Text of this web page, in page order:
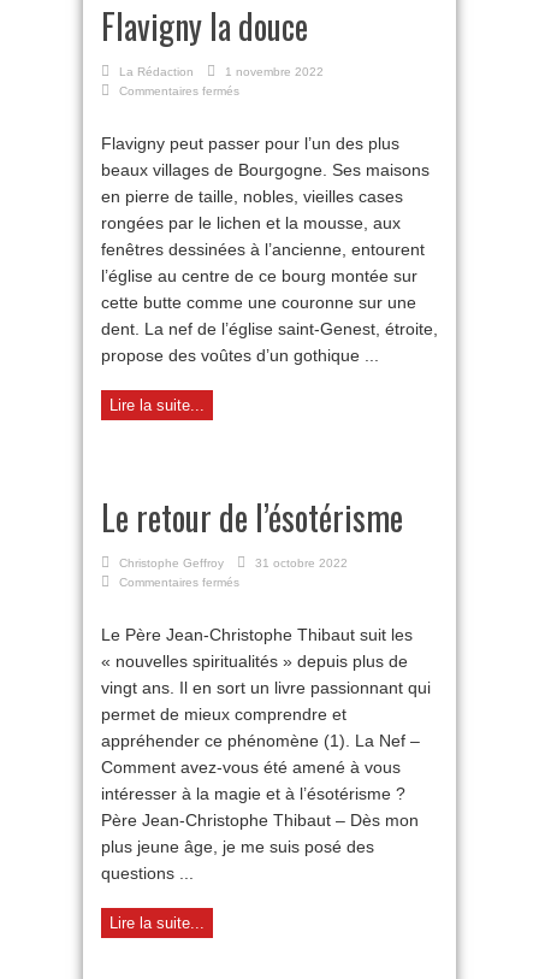
Flavigny la douce
La Rédaction
1 novembre 2022
Commentaires fermés
douce
Flavigny peut passer pour l’un des plus
beaux villages de Bourgogne. Ses maisons
en pierre de taille, nobles, vieilles cases
rongées par le lichen et la mousse, aux
fenêtres dessinées à l’ancienne, entourent
l’église au centre de ce bourg montée sur
cette butte comme une couronne sur une
dent. La nef de l’église saint-Genest, étroite,
propose des voûtes d’un gothique ...
Lire la suite...
Le retour de l’ésotérisme
Christophe Geffroy
31 octobre 2022
Commentaires fermés
de
l’ésotérisme
Le Père Jean-Christophe Thibaut suit les
« nouvelles spiritualités » depuis plus de
vingt ans. Il en sort un livre passionnant qui
permet de mieux comprendre et
appréhender ce phénomène (1). La Nef –
Comment avez-vous été amené à vous
intéresser à la magie et à l’ésotérisme ?
Père Jean-Christophe Thibaut – Dès mon
plus jeune âge, je me suis posé des
questions ...
Lire la suite...